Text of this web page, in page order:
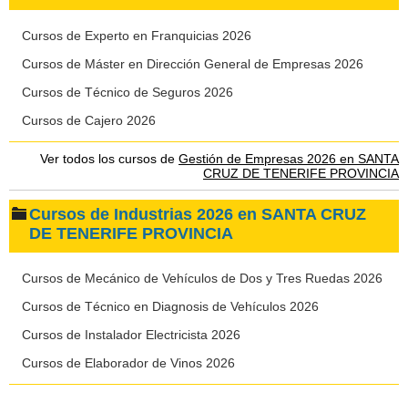
Cursos de Experto en Franquicias 2026
Cursos de Máster en Dirección General de Empresas 2026
Cursos de Técnico de Seguros 2026
Cursos de Cajero 2026
Ver todos los cursos de Gestión de Empresas 2026 en SANTA
CRUZ DE TENERIFE PROVINCIA
Cursos de Industrias 2026 en SANTA CRUZ
DE TENERIFE PROVINCIA
Cursos de Mecánico de Vehículos de Dos y Tres Ruedas 2026
Cursos de Técnico en Diagnosis de Vehículos 2026
Cursos de Instalador Electricista 2026
Cursos de Elaborador de Vinos 2026